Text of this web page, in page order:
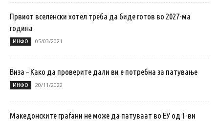
Првиот вселенски хотел треба да биде готов во 2027-ма
година
ИНФО 05/03/2021
Виза – Како да проверите дали ви е потребна за патување
ИНФО 20/11/2022
Македонските граѓани не може да патуваат во ЕУ од 1-ви